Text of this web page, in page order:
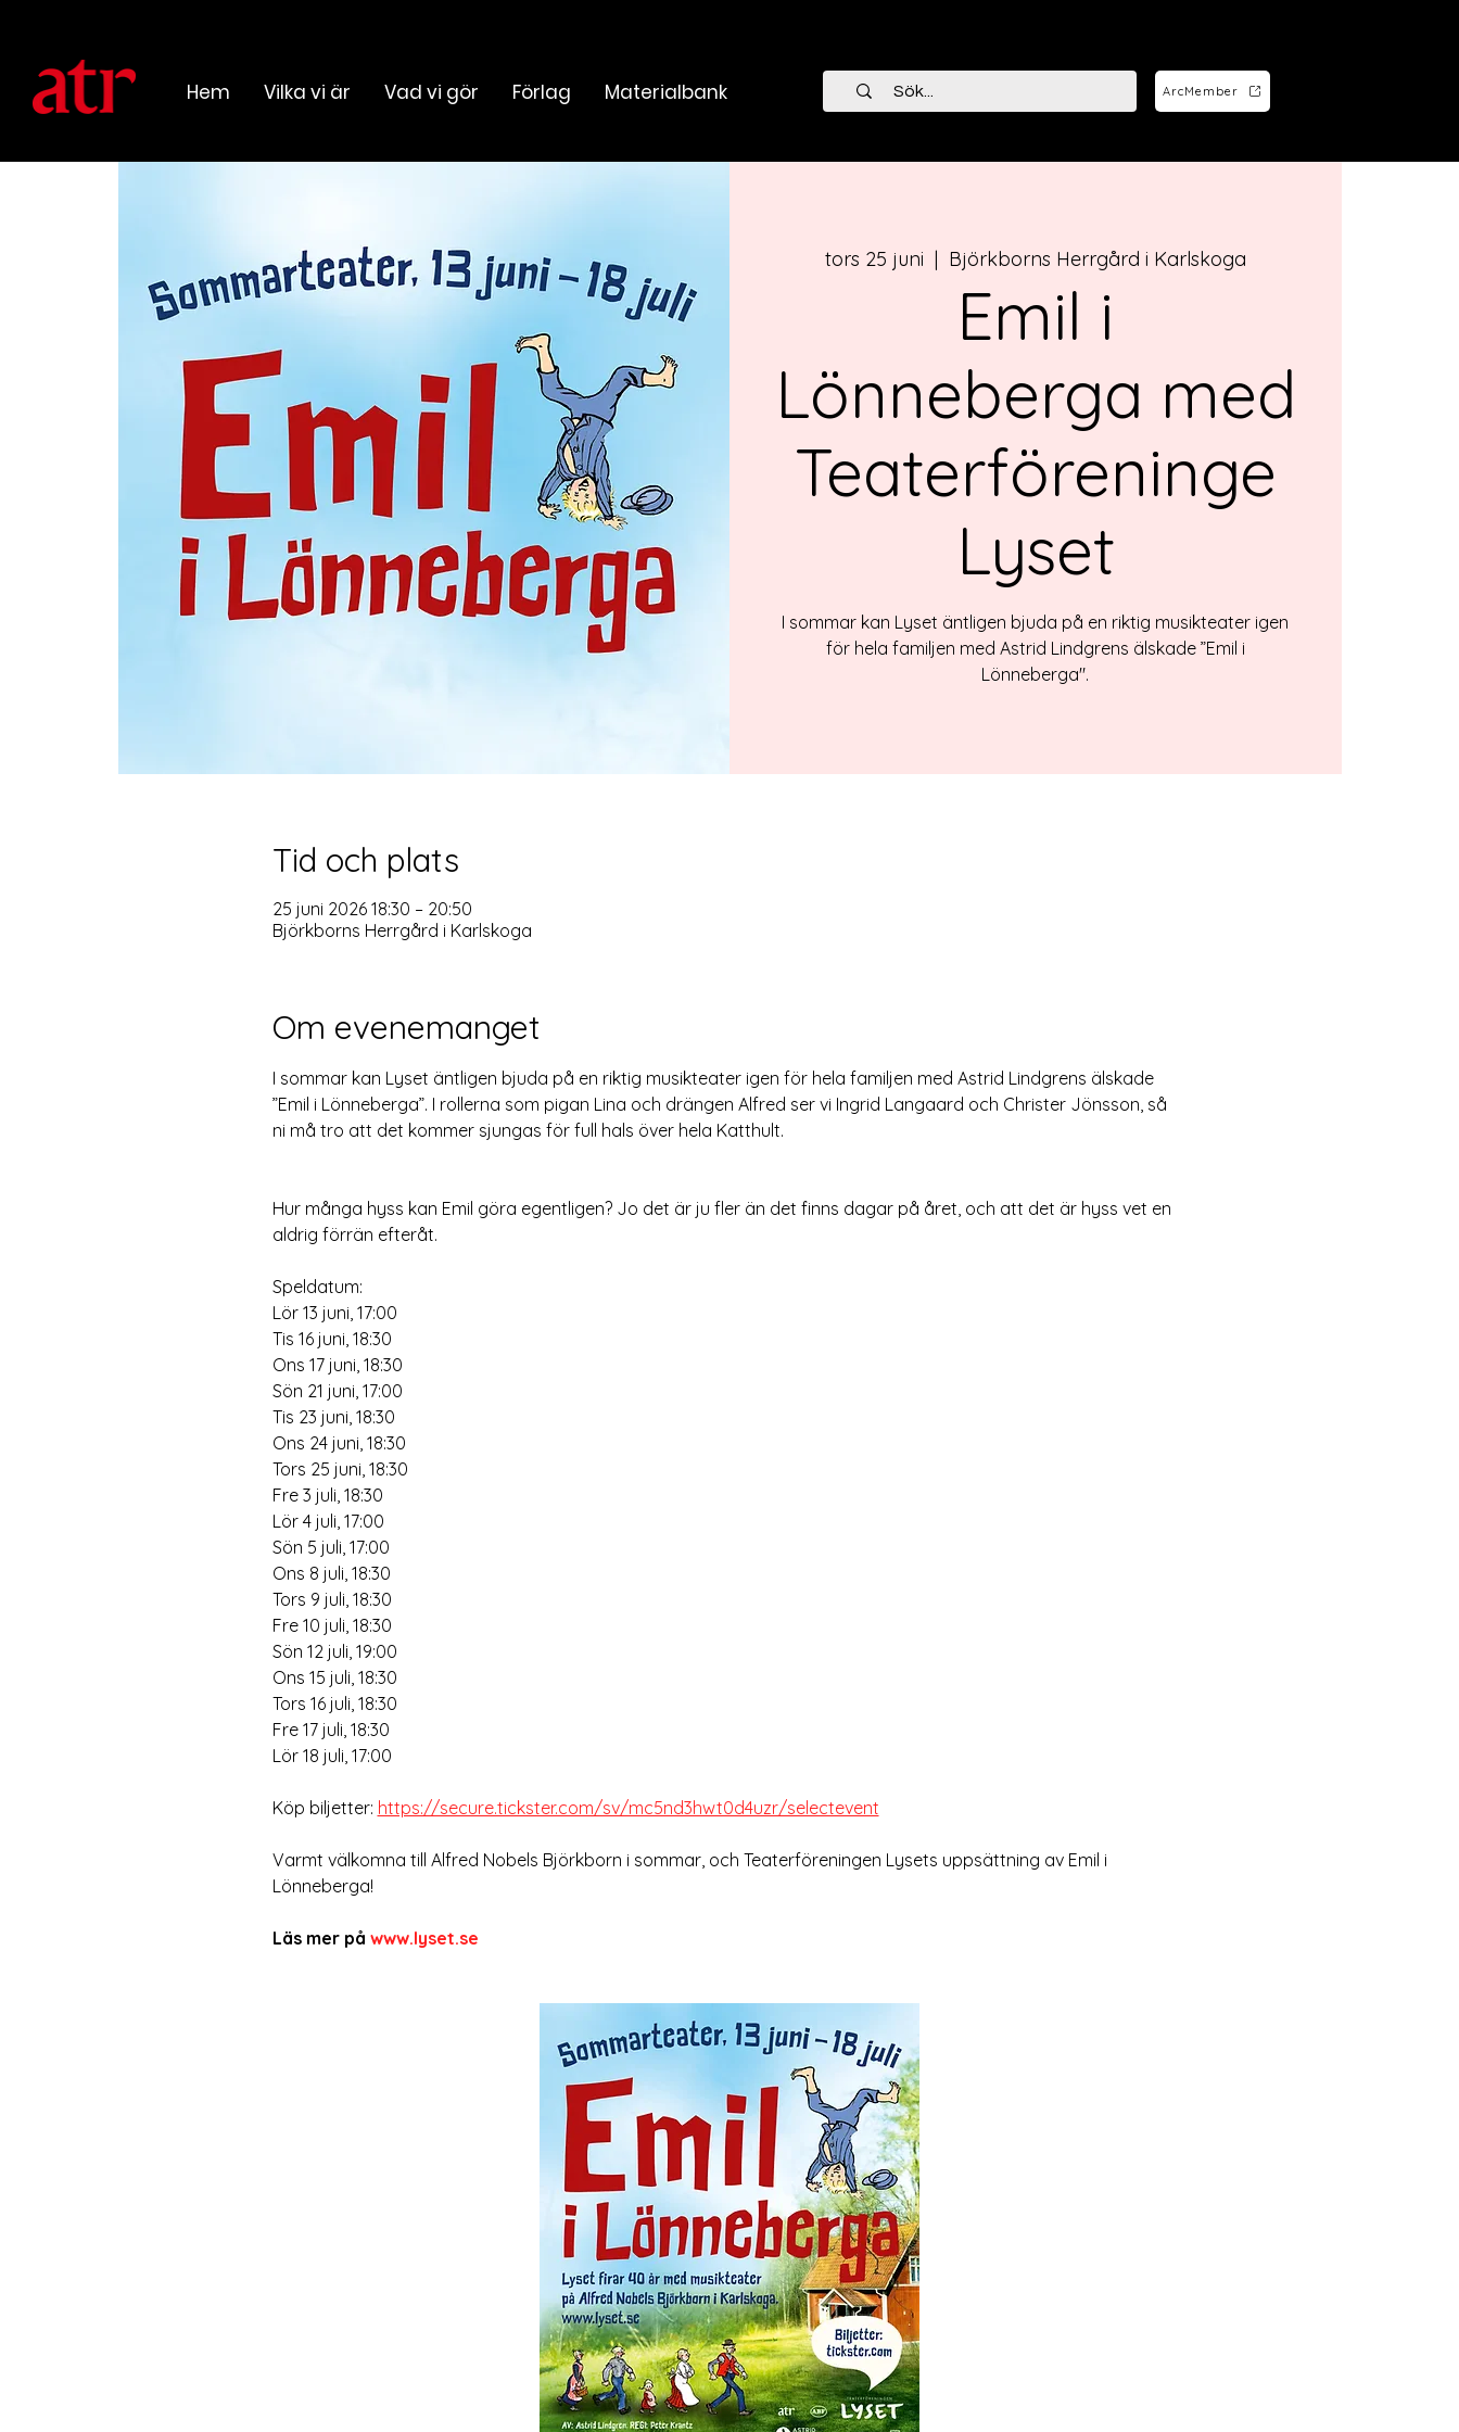
Hem Vilka vi är Vad vi gör Förlag Materialbank ArcMember
tors 25 juni
  |
Björkborns Herrgård i Karlskoga
Emil i
Lönneberga med
Teaterföreninge
Lyset
I sommar kan Lyset äntligen bjuda på en riktig musikteater igen
för hela familjen med Astrid Lindgrens älskade ”Emil i
Lönneberga".
Tid och plats
25 juni 2026 18:30 – 20:50
Björkborns Herrgård i Karlskoga
Om evenemanget
I sommar kan Lyset äntligen bjuda på en riktig musikteater igen för hela familjen med Astrid Lindgrens älskade
”Emil i Lönneberga”. I rollerna som pigan Lina och drängen Alfred ser vi Ingrid Langaard och Christer Jönsson, så
ni må tro att det kommer sjungas för full hals över hela Katthult.
Hur många hyss kan Emil göra egentligen? Jo det är ju fler än det finns dagar på året, och att det är hyss vet en
aldrig förrän efteråt.
Speldatum:
Lör 13 juni, 17:00
Tis 16 juni, 18:30
Ons 17 juni, 18:30
Sön 21 juni, 17:00
Tis 23 juni, 18:30
Ons 24 juni, 18:30
Tors 25 juni, 18:30
Fre 3 juli, 18:30
Lör 4 juli, 17:00
Sön 5 juli, 17:00
Ons 8 juli, 18:30
Tors 9 juli, 18:30
Fre 10 juli, 18:30
Sön 12 juli, 19:00
Ons 15 juli, 18:30
Tors 16 juli, 18:30
Fre 17 juli, 18:30
Lör 18 juli, 17:00
Köp biljetter: https://secure.tickster.com/sv/mc5nd3hwt0d4uzr/selectevent
Varmt välkomna till Alfred Nobels Björkborn i sommar, och Teaterföreningen Lysets uppsättning av Emil i
Lönneberga!
Läs mer på www.lyset.se